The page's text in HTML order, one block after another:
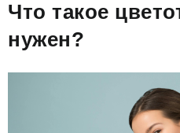
Что такое
нужен?